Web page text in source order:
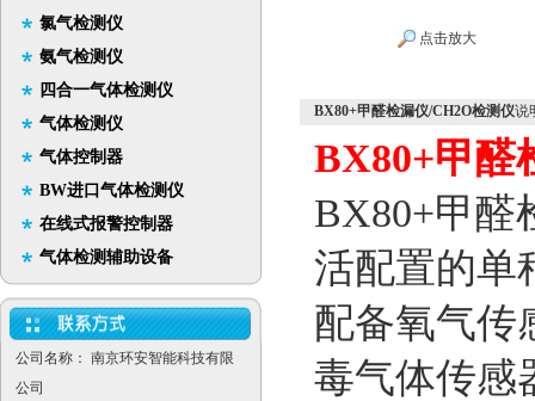
氯气检测仪
氨气检测仪
四合一气体检测仪
气体检测仪
气体控制器
BW进口气体检测仪
在线式报警控制器
气体检测辅助设备
公司名称： 南京环安智能科技有限
公司
点击放大
BX80+甲醛检漏仪/CH2O检测仪说
BX80+甲醛
BX80+甲醛
活配置的单
配备氧气传
毒气体传感